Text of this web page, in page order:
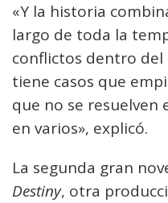
«Y la historia
largo de toda la
conflictos dentro
tiene casos que
que no se resuelven
en varios», explicó.
La segunda gran
Destiny, otra